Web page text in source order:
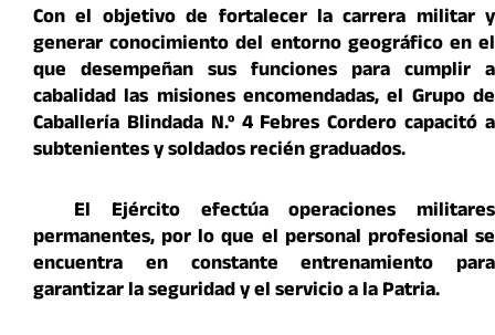
Con el objetivo de fortalecer la carrera militar y
generar conocimiento del entorno geográfico en el
que desempeñan sus funciones para cumplir a
cabalidad las misiones encomendadas, el Grupo de
Caballería Blindada N.º 4 Febres Cordero capacitó a
subtenientes y soldados recién graduados.
El Ejército efectúa operaciones militares
permanentes, por lo que el personal profesional se
encuentra en constante entrenamiento para
garantizar la seguridad y el servicio a la Patria.